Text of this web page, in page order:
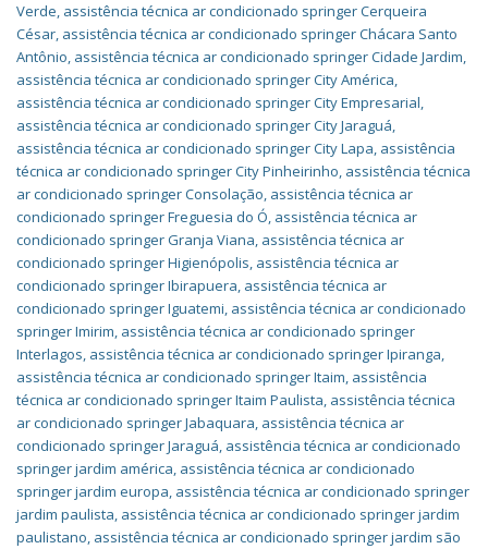
Verde, assistência técnica ar condicionado springer Cerqueira
César, assistência técnica ar condicionado springer Chácara Santo
Antônio, assistência técnica ar condicionado springer Cidade Jardim,
assistência técnica ar condicionado springer City América,
assistência técnica ar condicionado springer City Empresarial,
assistência técnica ar condicionado springer City Jaraguá,
assistência técnica ar condicionado springer City Lapa, assistência
técnica ar condicionado springer City Pinheirinho, assistência técnica
ar condicionado springer Consolação, assistência técnica ar
condicionado springer Freguesia do Ó, assistência técnica ar
condicionado springer Granja Viana, assistência técnica ar
condicionado springer Higienópolis, assistência técnica ar
condicionado springer Ibirapuera, assistência técnica ar
condicionado springer Iguatemi, assistência técnica ar condicionado
springer Imirim, assistência técnica ar condicionado springer
Interlagos, assistência técnica ar condicionado springer Ipiranga,
assistência técnica ar condicionado springer Itaim, assistência
técnica ar condicionado springer Itaim Paulista, assistência técnica
ar condicionado springer Jabaquara, assistência técnica ar
condicionado springer Jaraguá, assistência técnica ar condicionado
springer jardim américa, assistência técnica ar condicionado
springer jardim europa, assistência técnica ar condicionado springer
jardim paulista, assistência técnica ar condicionado springer jardim
paulistano, assistência técnica ar condicionado springer jardim são